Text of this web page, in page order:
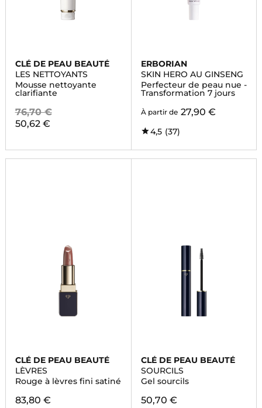
CLÉ DE PEAU BEAUTÉ
LES NETTOYANTS
Mousse nettoyante
clarifiante
76,70 €
50,62 €
ERBORIAN
SKIN HERO AU GINSENG
Perfecteur de peau nue -
Transformation 7 jours
À partir de 27,90 €
4,5 (37)
CLÉ DE PEAU BEAUTÉ
LÈVRES
Rouge à lèvres fini satiné
83,80 €
CLÉ DE PEAU BEAUTÉ
SOURCILS
Gel sourcils
50,70 €